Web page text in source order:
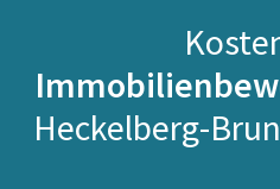
Heckelberg-